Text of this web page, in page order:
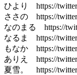
ひより https://
ささの https://
なのまる https://
なるま https://
もなか https://
ありえ https://
夏雪。 https://